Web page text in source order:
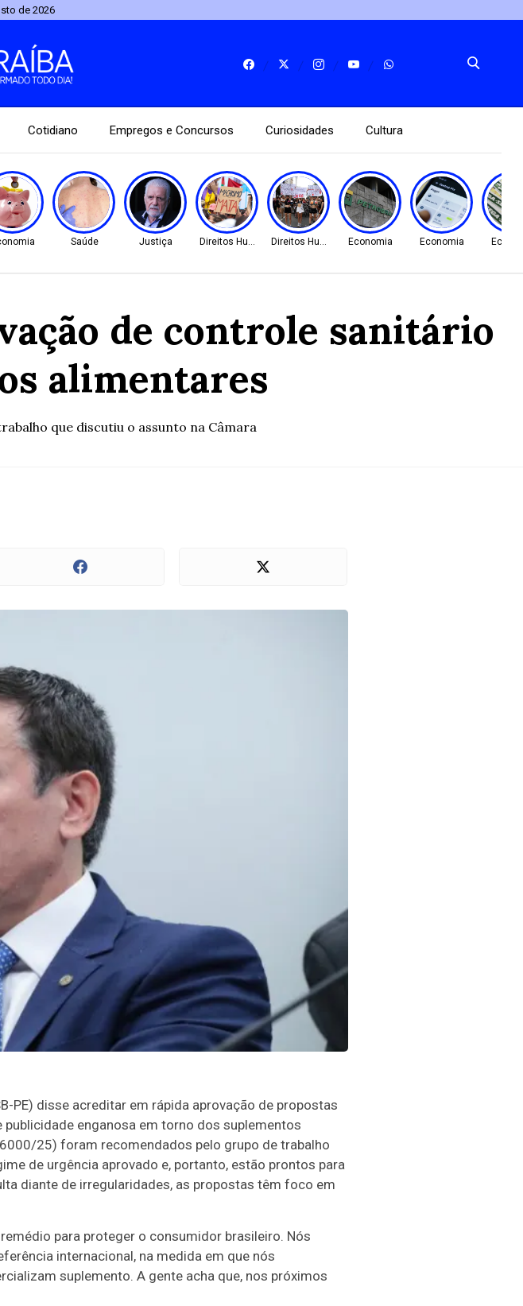
de 2026
Cotidiano Empregos e Concursos Curiosidades Cultura
Saúde Justiça Direitos HumanosDireitos HumanosEconomia Economia
de controle sanitário
alimentares
que discutiu o assunto na Câmara
PE) disse acreditar em rápida aprovação de propostas
enganosa em torno dos suplementos
25) foram recomendados pelo grupo de trabalho
de urgência aprovado e, portanto, estão prontos para
diante de irregularidades, as propostas têm foco em
para proteger o consumidor brasileiro. Nós
internacional, na medida em que nós
suplemento. A gente acha que, nos próximos